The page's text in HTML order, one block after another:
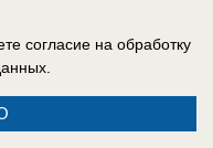
0
согласие на обработку